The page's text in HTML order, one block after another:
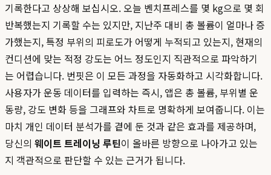
기록한다고 상상해 보십시오. 오늘 벤치프레스를 몇 kg으로 몇 회
반복했는지 기록할 수는 있지만, 지난주 대비 총 볼륨이 얼마나 증
가했는지, 특정 부위의 피로도가 어떻게 누적되고 있는지, 현재의
컨디션에 맞는 적정 강도는 어느 정도인지 직관적으로 파악하기
는 어렵습니다. 번핏은 이 모든 과정을 자동화하고 시각화합니다.
사용자가 운동 데이터를 입력하는 즉시, 앱은 총 볼륨, 부위별 운
동량, 강도 변화 등을 그래프와 차트로 명확하게 보여줍니다. 이는
마치 개인 데이터 분석가를 곁에 둔 것과 같은 효과를 제공하며,
당신의 웨이트 트레이닝 루틴이 올바른 방향으로 나아가고 있는
지 객관적으로 판단할 수 있는 근거가 됩니다.